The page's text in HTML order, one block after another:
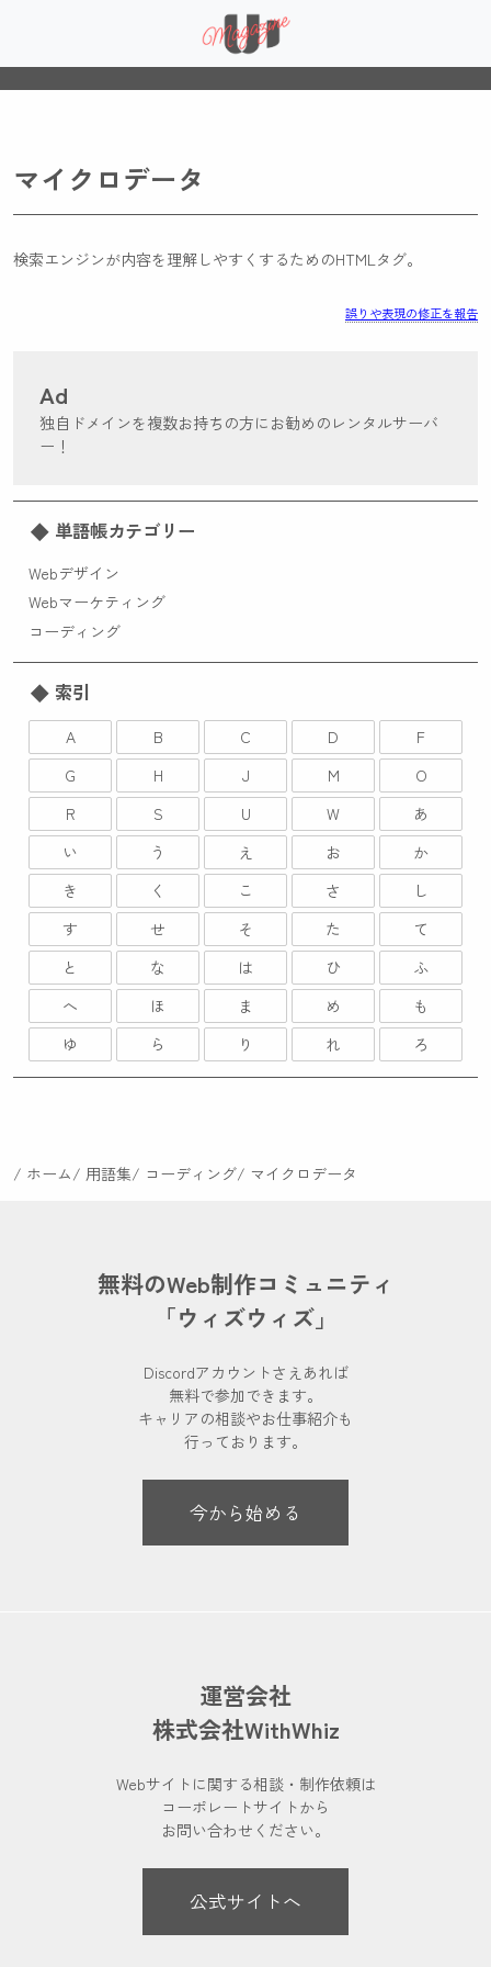
マイクロデータ
検索エンジンが内容を理解しやすくするためのHTMLタグ。
誤りや表現の修正を報告
Ad
独自ドメインを複数お持ちの方にお勧めのレンタルサーバ
ー！
単語帳カテゴリー
Webデザイン
Webマーケティング
コーディング
索引
A B C D
F
G
H J M
O
R
S U W
あ
い
う え お
か
き
く こ さ
し
す
せ そ た
て
と
な は ひ
ふ
へ
ほ ま め
も
ゆ
ら り れ ろ
ホーム 用語集 コーディング マイクロデータ
無料のWeb制作コミュニティ
「ウィズウィズ」
Discordアカウントさえあれば
無料で参加できます。
キャリアの相談やお仕事紹介も
行っております。
今から始める
運営会社
株式会社WithWhiz
Webサイトに関する相談・制作依頼は
コーポレートサイトから
お問い合わせください。
公式サイトへ